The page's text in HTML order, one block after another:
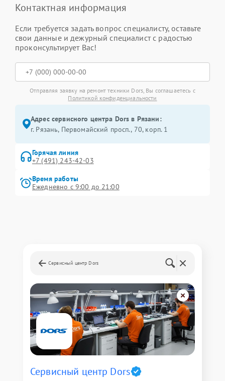
Контактная информация
Если требуется задать вопрос специалисту, оставьте
свои данные и дежурный специалист с радостью
проконсультирует Вас!
Отправляя заявку на ремонт техники Dors, Вы соглашаетесь с
Политикой конфиденциальности
Адрес сервисного центра Dors в Рязани:
г. Рязань, Первомайский просп., 70, корп. 1
Горячая линия
+7 (491) 243-42-03
Время работы
Ежедневно с 9:00 до 21:00
Сервисный центр Dors
Сервисный центр Dors